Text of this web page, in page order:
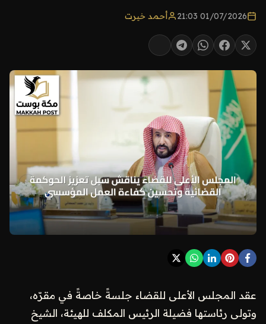
01/07/2026 21:03 أحمد خيرت
عقد المجلس الأعلى للقضاء جلسةً خاصةً في مقرّه،
وتولى رئاستها فضيلة الرئيس المكلف للهيئة، الشيخ